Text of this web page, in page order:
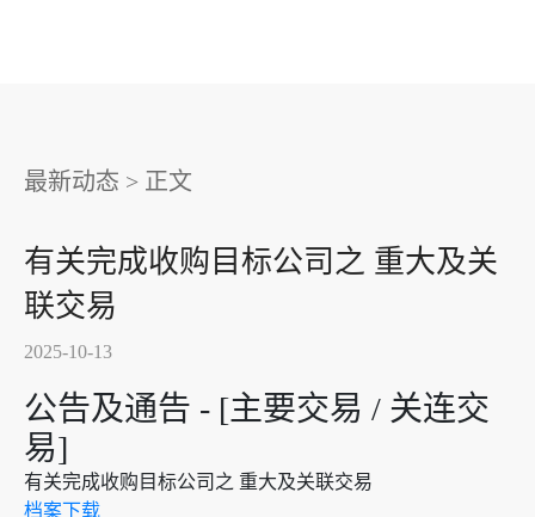
最新动态 > 正文
有关完成收购目标公司之 重大及关
联交易
2025-10-13
公告及通告 - [主要交易 / 关连交
易]
有关完成收购目标公司之 重大及关联交易
档案下载